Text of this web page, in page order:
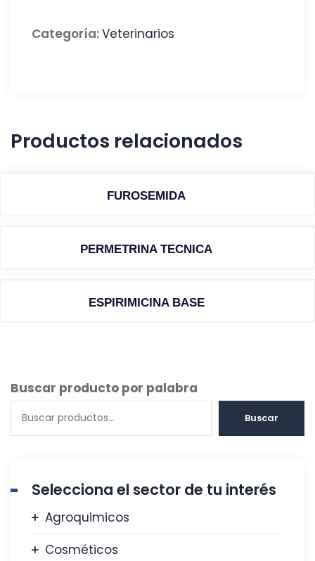
Categoría:Veterinarios
Productos relacionados
FUROSEMIDA
PERMETRINA TECNICA
ESPIRIMICINA BASE
Buscar producto por palabra
Buscar
Selecciona el sector de tu interés
Agroquimicos
Cosméticos